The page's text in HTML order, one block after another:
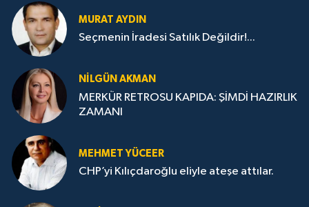
MURAT AYDIN
Seçmenin İradesi Satılık Değildir!...
NILGÜN AKMAN
MERKÜR RETROSU KAPIDA: ŞİMDİ HAZIRLIK
ZAMANI
MEHMET YÜCEER
CHP’yi Kılıçdaroğlu eliyle ateşe attılar.